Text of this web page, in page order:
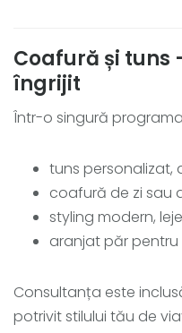
Coafură și tuns
îngrijit
Într-o singură
tuns
coafură de zi sau
styling modern,
aranjat păr
Consultanța este
potrivit stilului tău de